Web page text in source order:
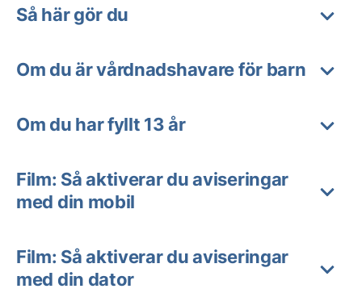
Så här gör du
Om du är vårdnadshavare för barn
Om du har fyllt 13 år
Film: Så aktiverar du aviseringar
med din mobil
Film: Så aktiverar du aviseringar
med din dator